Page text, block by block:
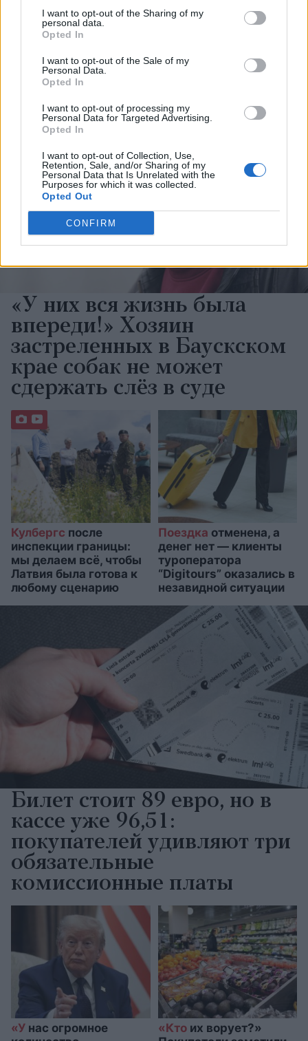
I want to opt-out of the Sharing of my
personal data.
Opted In
I want to opt-out of the Sale of my
Personal Data.
Opted In
I want to opt-out of processing my
Personal Data for Targeted Advertising.
Opted In
I want to opt-out of Collection, Use,
Retention, Sale, and/or Sharing of my
Personal Data that Is Unrelated with the
Purposes for which it was collected.
Opted Out
CONFIRM
10
признаков, которые выдают возраст
женщины — как бы ты ни старалась это
скрыть, по ним видно, что тебе уже
Читать другие новости
«У них вся жизнь была
впереди!» Хозяин
застреленных в Бауcкском
крае собак не может
сдержать слёз в суде
Кулбергс после
инспекции границы:
мы делаем всё, чтобы
Латвия была готова к
любому сценарию
Поездка отменена, а
денег нет — клиенты
туроператора
“Digitours” оказались в
незавидной ситуации
Билет стоит 89 евро, но в
кассе уже 96,51:
покупателей удивляют три
обязательные
комиссионные платы
«У нас огромное
«Ктоих ворует?»